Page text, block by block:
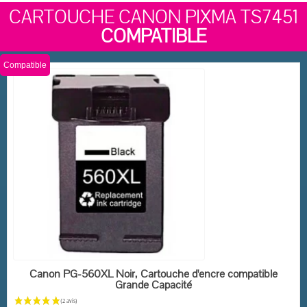
CARTOUCHE CANON PIXMA TS7451
COMPATIBLE
EN STOCK
Compatible
Canon PG-560XL Noir, Cartouche d'encre compatible
Grande Capacité